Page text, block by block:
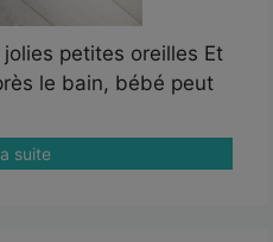
petites oreilles Et
le bain, bébé peut
suite